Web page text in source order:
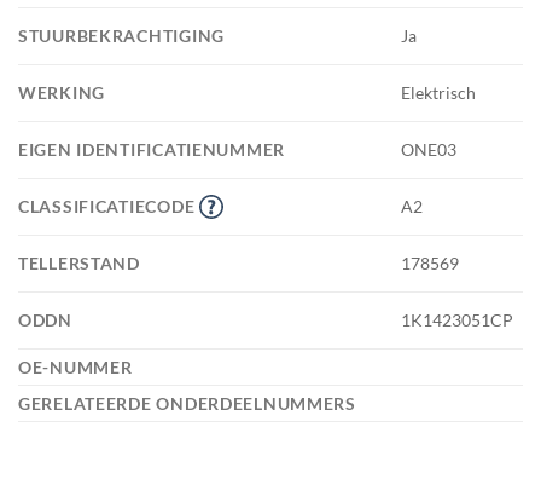
STUURBEKRACHTIGING Ja
WERKING Elektrisch
EIGEN IDENTIFICATIENUMMER ONE03
CLASSIFICATIECODE A2
TELLERSTAND 178569
ODDN 1K1423051CP
OE-NUMMER
GERELATEERDE ONDERDEELNUMMERS